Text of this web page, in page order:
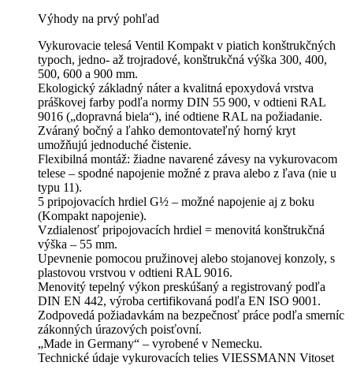
Výhody na prvý pohľad
Vykurovacie telesá Ventil Kompakt v piatich konštrukčných
typoch, jedno- až trojradové, konštrukčná výška 300, 400,
500, 600 a 900 mm.
Ekologický základný náter a kvalitná epoxydová vrstva
práškovej farby podľa normy DIN 55 900, v odtieni RAL
9016 („dopravná biela“), iné odtiene RAL na požiadanie.
Zváraný bočný a ľahko demontovateľný horný kryt
umožňujú jednoduché čistenie.
Flexibilná montáž: žiadne navarené závesy na vykurovacom
telese – spodné napojenie možné z prava alebo z ľava (nie u
typu 11).
5 pripojovacích hrdiel G½ – možné napojenie aj z boku
(Kompakt napojenie).
Vzdialenosť pripojovacích hrdiel = menovitá konštrukčná
výška – 55 mm.
Upevnenie pomocou pružinovej alebo stojanovej konzoly, s
plastovou vrstvou v odtieni RAL 9016.
Menovitý tepelný výkon preskúšaný a registrovaný podľa
DIN EN 442, výroba certifikovaná podľa EN ISO 9001.
Zodpovedá požiadavkám na bezpečnosť práce podľa smerníc
zákonných úrazových poisťovní.
„Made in Germany“ – vyrobené v Nemecku.
Technické údaje vykurovacích telies VIESSMANN Vitoset